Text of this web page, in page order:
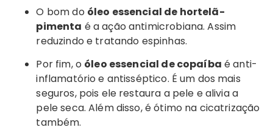
O bom do óleo essencial de hortelã-
pimenta é a ação antimicrobiana. Assim
reduzindo e tratando espinhas.
Por fim, o óleo essencial de copaíba é anti-
inflamatório e antisséptico. É um dos mais
seguros, pois ele restaura a pele e alivia a
pele seca. Além disso, é ótimo na cicatrização
também.